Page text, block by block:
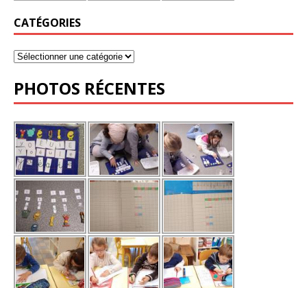
CATÉGORIES
PHOTOS RÉCENTES